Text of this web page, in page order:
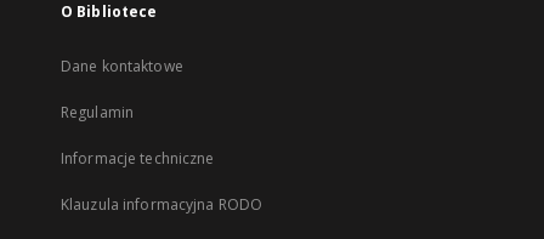
O Bibliotece
Dane kontaktowe
Regulamin
Informacje techniczne
Klauzula informacyjna RODO